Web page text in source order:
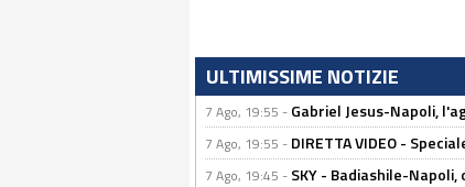
ULTIMISSIME NOTIZIE
7 Ago, 19:55 - Gabriel Jesus-Napoli,
7 Ago, 19:55 - DIRETTA VIDEO -
7 Ago, 19:45 - SKY - Badiashile-